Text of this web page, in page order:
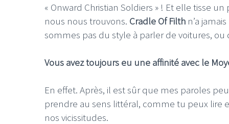
« Onward Christian Soldiers » ! Et elle tisse
nous nous trouvons. Cradle Of Filth n’a
sommes pas du style à parler de voitures, ou
Vous avez toujours eu une affinité avec le
En effet. Après, il est sûr que mes paroles
prendre au sens littéral, comme tu peux lire
nos vicissitudes.
LE